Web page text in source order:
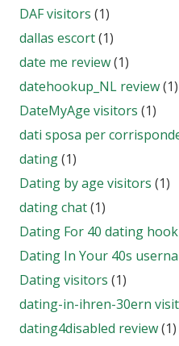
DAF visitors (1)
dallas escort(1)
date me review(1)
datehookup_NL review(1)
DateMyAge visitors (1)
dati sposa per
dating(1)
Dating by age visitors (1)
dating chat(1)
Dating For 40 dating
Dating In Your 40s
Dating visitors (1)
dating-in-ihren-30ern
dating4disabled review(1)